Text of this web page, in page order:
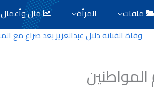
ملفات المرأة مال وأعمال
وفاة الفنانة دلال عبدالعزيز بعد صراع مع المرض